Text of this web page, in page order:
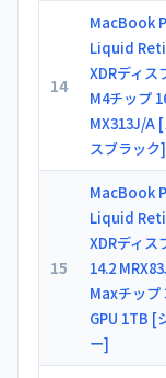
14
MacBook
Liquid
XDRディス
M4チップ
MX313J/A
スブラック]
15
MacBook
Liquid
XDRディス
14.2
Maxチップ
GPU 1TB [
ー]